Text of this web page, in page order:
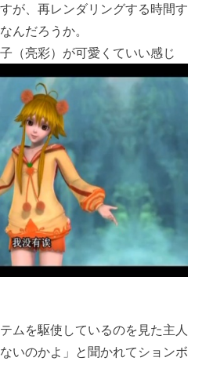
が、再レンダリングする時間す
んだろうか。
（亮彩）が可愛くていい感じ
ムを駆使しているのを見た主人
いのかよ」と聞かれてションボ